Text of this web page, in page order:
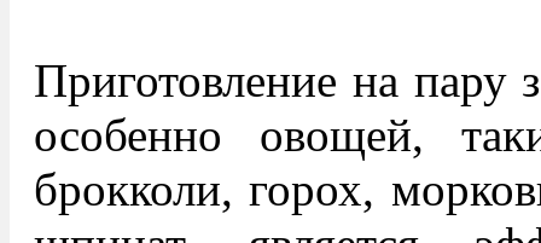
Приготовление на
особенно овощей,
брокколи, горох,